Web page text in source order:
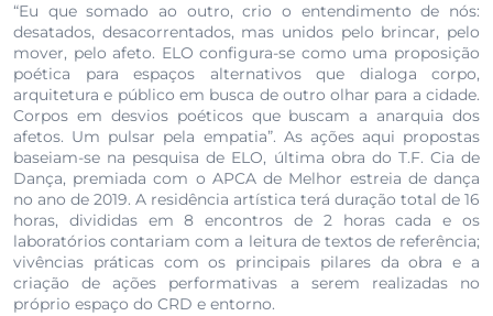
“Eu que somado ao outro, crio o entendimento de nós:
desatados, desacorrentados, mas unidos pelo brincar, pelo
mover, pelo afeto. ELO configura-se como uma proposição
poética para espaços alternativos que dialoga corpo,
arquitetura e público em busca de outro olhar para a cidade.
Corpos em desvios poéticos que buscam a anarquia dos
afetos. Um pulsar pela empatia”. As ações aqui propostas
baseiam-se na pesquisa de ELO, última obra do T.F. Cia de
Dança, premiada com o APCA de Melhor estreia de dança
no ano de 2019. A residência artística terá duração total de 16
horas, divididas em 8 encontros de 2 horas cada e os
laboratórios contariam com a leitura de textos de referência;
vivências práticas com os principais pilares da obra e a
criação de ações performativas a serem realizadas no
próprio espaço do CRD e entorno.